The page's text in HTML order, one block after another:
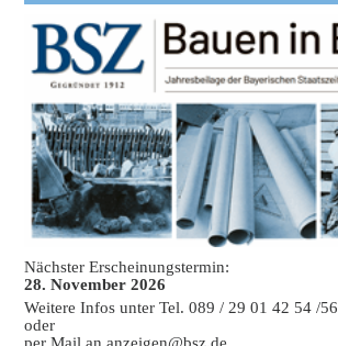
Nächster Erscheinungstermin:
28. November 2026
Weitere Infos unter Tel. 089 / 29 01 42 54 /56
oder